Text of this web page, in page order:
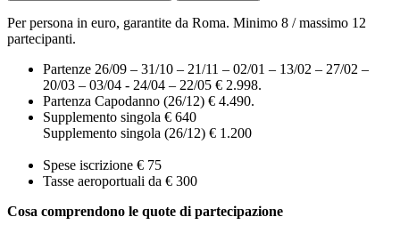
Per persona in euro, garantite da Roma. Minimo 8 / massimo 12
partecipanti.
Partenze 26/09 – 31/10 – 21/11 – 02/01 – 13/02 – 27/02 –
20/03 – 03/04 - 24/04 – 22/05 € 2.998.
Partenza Capodanno (26/12) € 4.490.
Supplemento singola € 640
Supplemento singola (26/12) € 1.200
Spese iscrizione € 75
Tasse aeroportuali da € 300
Cosa comprendono le quote di partecipazione